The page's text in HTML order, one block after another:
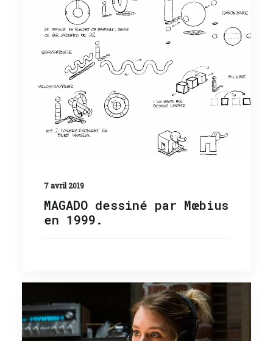
7 avril 2019
MAGADO dessiné par Mœbius
en 1999.